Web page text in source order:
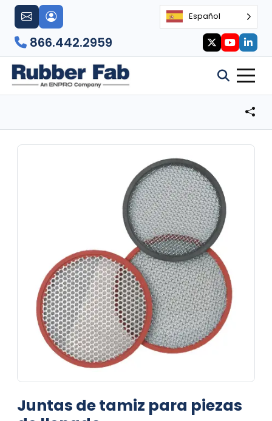
Español
866.442.2959
Juntas de tamiz para piezas